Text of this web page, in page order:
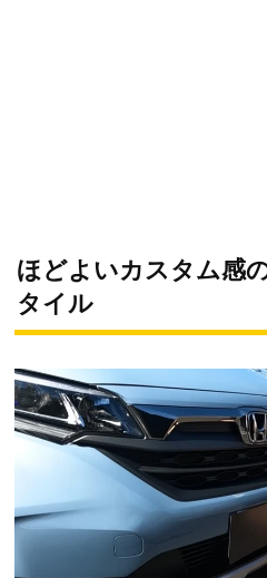
ほどよいカスタム感
タイル